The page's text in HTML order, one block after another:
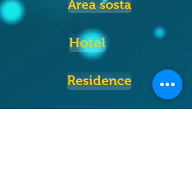
Area sosta
Hotel
Residence